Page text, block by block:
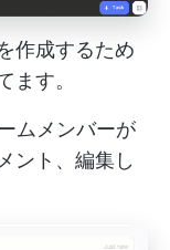
作成するため
ます。
ムメンバーが
ント、編集し